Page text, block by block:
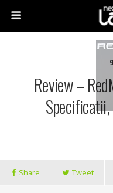
Review –
Share Tweet